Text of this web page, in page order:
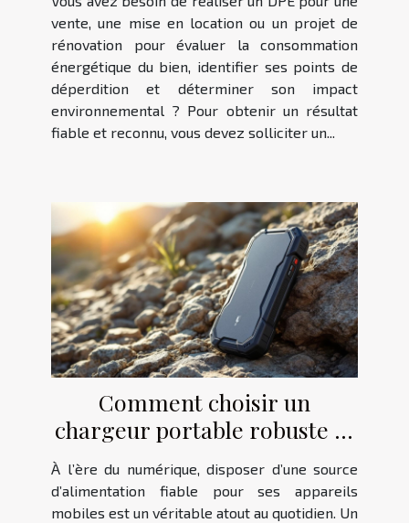
vente, une mise en location ou un projet de
rénovation pour évaluer la consommation
énergétique du bien, identifier ses points de
déperdition et déterminer son impact
environnemental ? Pour obtenir un résultat
fiable et reconnu, vous devez solliciter un...
Comment choisir un
chargeur portable robuste et
performant ?
À l’ère du numérique, disposer d’une source
d’alimentation fiable pour ses appareils
mobiles est un véritable atout au quotidien. Un